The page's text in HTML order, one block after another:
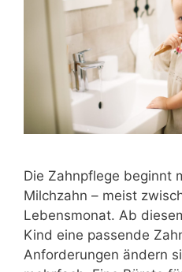
Die Zahnpflege beginnt
Milchzahn – meist
Lebensmonat. Ab
Kind eine passende
Anforderungen ändern